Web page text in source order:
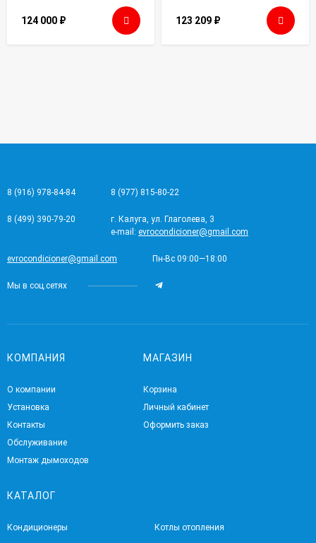
124 000 ₽ 123 209 ₽
8 (916) 978-84-84 8 (977) 815-80-22
8 (499) 390-79-20
г. Калуга, ул. Глаголева, 3
e-mail: evrocondicioner@gmail.com
evrocondicioner@gmail.com Пн-Вс 09:00—18:00
Мы в соц.сетях
КОМПАНИЯ
О компании
Установка
Контакты
Обслуживание
Монтаж дымоходов
МАГАЗИН
Корзина
Личный кабинет
Оформить заказ
КАТАЛОГ
Кондиционеры Котлы отопления